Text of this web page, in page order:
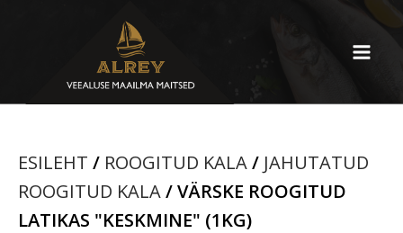
ESILEHT / ROOGITUD KALA/ JAHUTATUD
ROOGITUD KALA/ VÄRSKE ROOGITUD
LATIKAS "KESKMINE" (1KG)